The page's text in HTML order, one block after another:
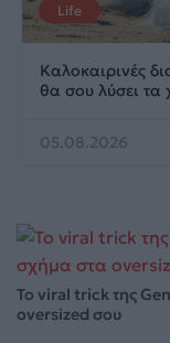
Life
Καλοκαιρινές
θα σου λύσει τα
05.08.2026
Το viral trick της
oversized σου